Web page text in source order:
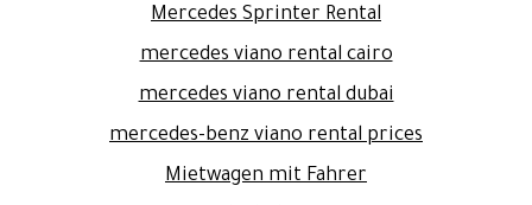
Mercedes Sprinter Rental
mercedes viano rental cairo
mercedes viano rental dubai
mercedes-benz viano rental prices
Mietwagen mit Fahrer